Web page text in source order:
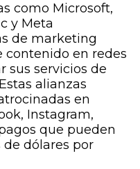
como Microsoft,
y Meta
de marketing
contenido en redes
sus servicios de
alianzas
en
Instagram,
que pueden
dólares por